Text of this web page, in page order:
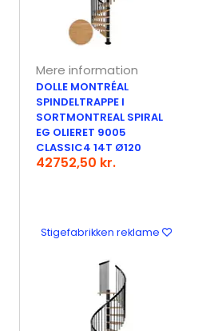
Mere information
DOLLE MONTRÉAL
SPINDELTRAPPE I
SORTMONTREAL SPIRAL
EG OLIERET 9005
CLASSIC4 14T Ø120
42752,50 kr.
Stigefabrikken reklame